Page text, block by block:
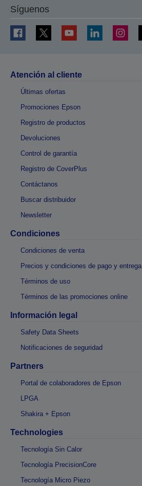
Síguenos
Atención al cliente
Últimas ofertas
Promociones Epson
Registro de productos
Devoluciones
Control de garantía
Registro de CoverPlus
Contáctanos
Buscar distribuidor
Newsletter
Condiciones
Condiciones de venta
Precios y condiciones de pago y entrega
Términos de uso
Términos de las promociones online
Información legal
Safety Data Sheets
Notificaciones de seguridad
Partners
Portal de colaboradores de Epson
LPGA
Shakira + Epson
Technologies
Tecnología Sin Calor
Tecnología PrecisionCore
Tecnología Micro Piezo